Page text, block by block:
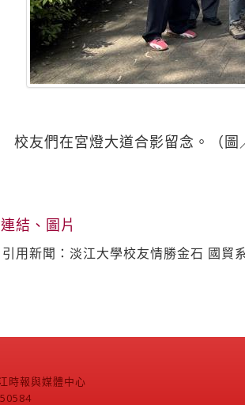
校友們在宮燈大道合影留念。（圖
結、圖片
引用新聞：淡江大學校友情勝金石 國貿
時報與媒體中心